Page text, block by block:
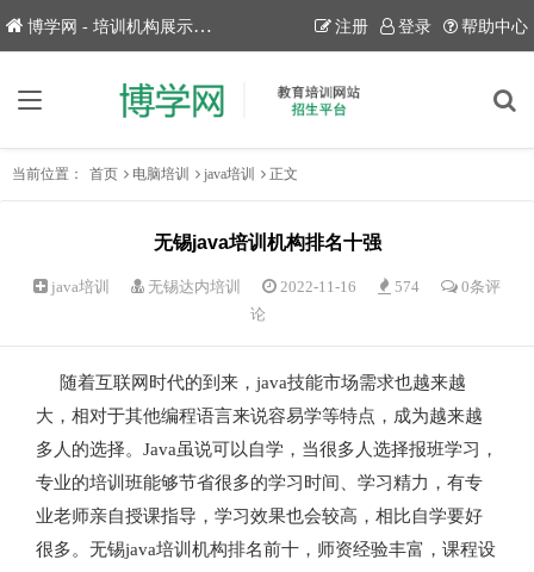
博学网 - 培训机构展示平台！ 注册 登录 帮助中心
当前位置： 首页 电脑培训 java培训 正文
无锡java培训机构排名十强
java培训 无锡达内培训 2022-11-16 574
0条评
论
随着互联网时代的到来，java技能市场需求也越来越
大，相对于其他编程语言来说容易学等特点，成为越来越
多人的选择。Java虽说可以自学，当很多人选择报班学习，
专业的培训班能够节省很多的学习时间、学习精力，有专
业老师亲自授课指导，学习效果也会较高，相比自学要好
很多。无锡java培训机构排名前十，师资经验丰富，课程设